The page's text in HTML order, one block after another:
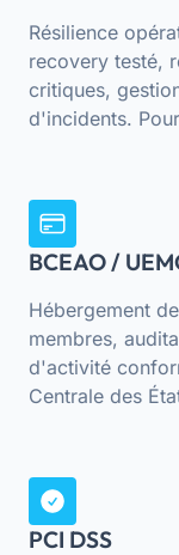
Résilience
recovery testé,
critiques,
d'incidents.
BCEAO /
Hébergement
membres,
d'activité
Centrale des
PCI DSS